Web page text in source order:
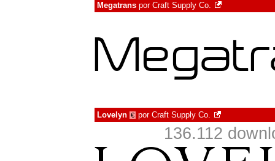
Megatrans por Craft Supply Co.
Lovelyn € por Craft Supply Co.
136.112